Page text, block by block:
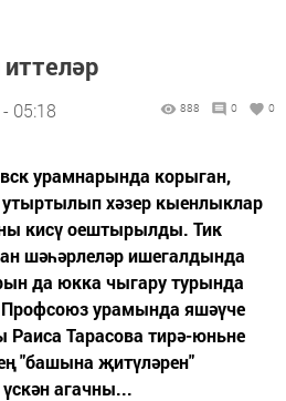
05:18 888 0 0
урамнарында корыган,
утыртылып хәзер кыенлыклар
кисү оештырылды. Тик
шәһәрлеләр ишегалдында
да юкка чыгару турында
урамында яшәүче
Тарасова тирә-юньне
"башына җитүләрен"
агачны...